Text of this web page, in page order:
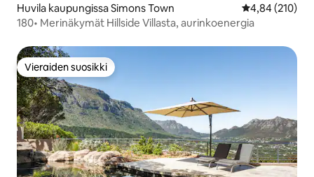
Huvila kaupungissa Simons Town
4,84 (210)
180• Merinäkymät Hillside Villasta, aurinkoenergia
Vieraiden suosikki
Vieraiden suosikki